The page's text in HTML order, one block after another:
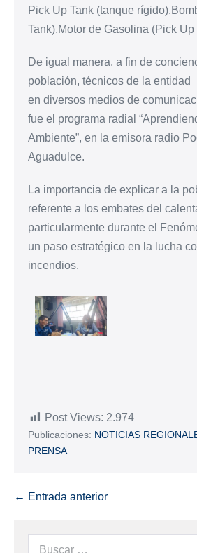
Pick Up Tank (tanque
Tank),Motor de Gasolina (Pick Up
De igual manera, a fin de
población, técnicos de la entidad
en diversos medios de
fue el programa radial
Ambiente”, en la emisora radio
Aguadulce.
La importancia de explicar a la
referente a los embates del
particularmente durante el
un paso estratégico en la lucha
incendios.
Post Views: 2.974
Publicaciones: NOTICIAS
PRENSA
← Entrada anterior